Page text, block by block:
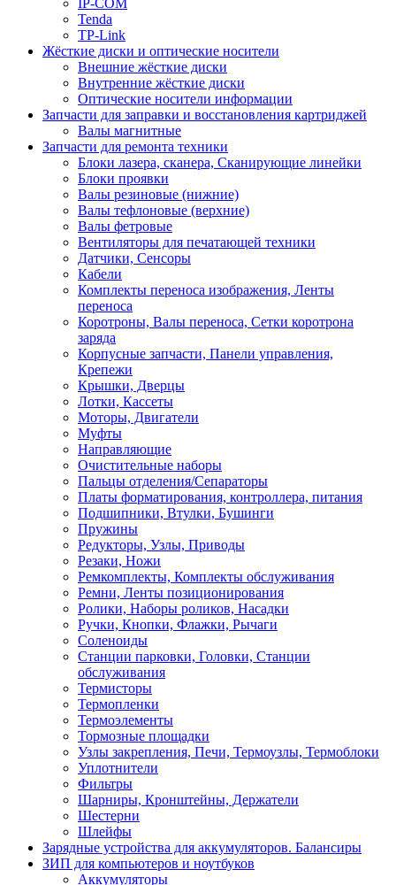
IP-COM
Tenda
TP-Link
Жёсткие диски и оптические носители
Внешние жёсткие диски
Внутренние жёсткие диски
Оптические носители информации
Запчасти для заправки и восстановления картриджей
Валы магнитные
Запчасти для ремонта техники
Блоки лазера, сканера, Сканирующие линейки
Блоки проявки
Валы резиновые (нижние)
Валы тефлоновые (верхние)
Валы фетровые
Вентиляторы для печатающей техники
Датчики, Сенсоры
Кабели
Комплекты переноса изображения, Ленты
переноса
Коротроны, Валы переноса, Сетки коротрона
заряда
Корпусные запчасти, Панели управления,
Крепежи
Крышки, Дверцы
Лотки, Кассеты
Моторы, Двигатели
Муфты
Направляющие
Очистительные наборы
Пальцы отделения/Сепараторы
Платы форматирования, контроллера, питания
Подшипники, Втулки, Бушинги
Пружины
Редукторы, Узлы, Приводы
Резаки, Ножи
Ремкомплекты, Комплекты обслуживания
Ремни, Ленты позиционирования
Ролики, Наборы роликов, Насадки
Ручки, Кнопки, Флажки, Рычаги
Соленоиды
Станции парковки, Головки, Станции
обслуживания
Термисторы
Термопленки
Термоэлементы
Тормозные площадки
Узлы закрепления, Печи, Термоузлы, Термоблоки
Уплотнители
Фильтры
Шарниры, Кронштейны, Держатели
Шестерни
Шлейфы
Зарядные устройства для аккумуляторов. Балансиры
ЗИП для компьютеров и ноутбуков
Аккумуляторы